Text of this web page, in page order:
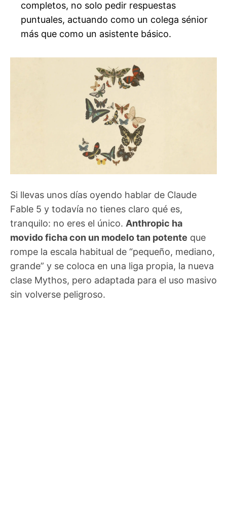
completos, no solo pedir respuestas
puntuales, actuando como un colega sénior
más que como un asistente básico.
Si llevas unos días oyendo hablar de Claude
Fable 5 y todavía no tienes claro qué es,
tranquilo: no eres el único. Anthropic ha
movido ficha con un modelo tan potente que
rompe la escala habitual de “pequeño, mediano,
grande” y se coloca en una liga propia, la nueva
clase Mythos, pero adaptada para el uso masivo
sin volverse peligroso.